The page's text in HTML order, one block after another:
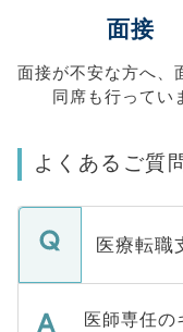
面接
面接が不安な方へ、
同席も行ってい
よくあるご質
医療転職
医師専任の